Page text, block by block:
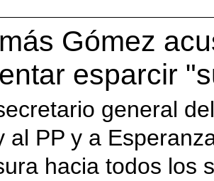
Gómez
esparcir
general
al PP y a
hacia todos los